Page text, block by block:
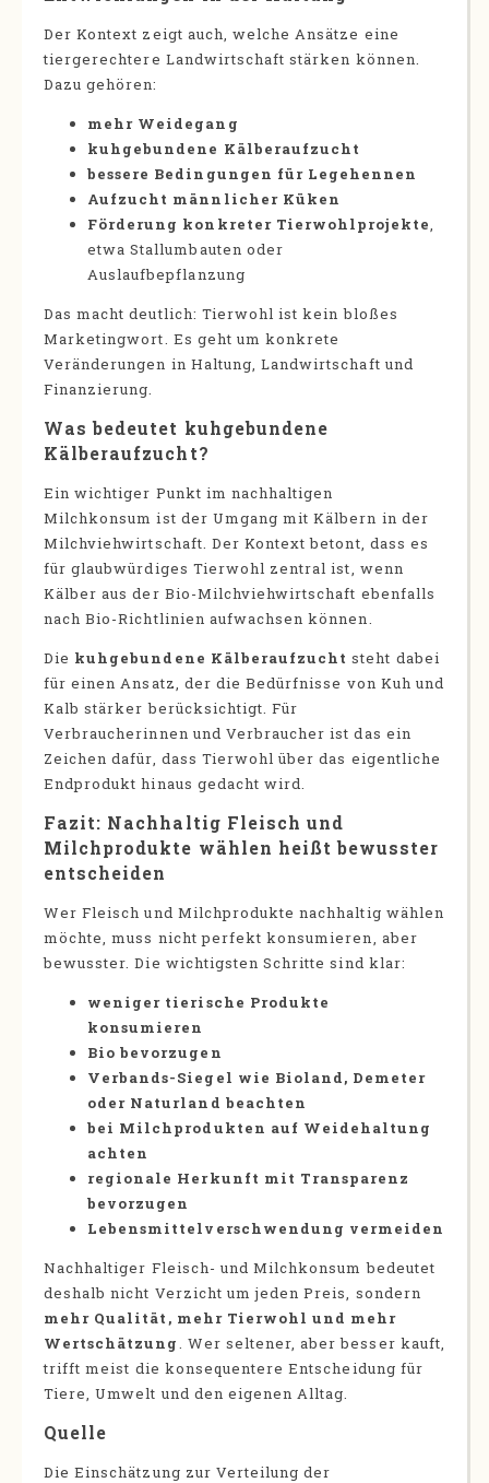
Der Kontext zeigt auch, welche Ansätze eine
tiergerechtere Landwirtschaft stärken können.
Dazu gehören:
mehr Weidegang
kuhgebundene Kälberaufzucht
bessere Bedingungen für Legehennen
Aufzucht männlicher Küken
Förderung konkreter Tierwohlprojekte,
etwa Stallumbauten oder
Auslaufbepflanzung
Das macht deutlich: Tierwohl ist kein bloßes
Marketingwort. Es geht um konkrete
Veränderungen in Haltung, Landwirtschaft und
Finanzierung.
Was bedeutet kuhgebundene
Kälberaufzucht?
Ein wichtiger Punkt im nachhaltigen
Milchkonsum ist der Umgang mit Kälbern in der
Milchviehwirtschaft. Der Kontext betont, dass es
für glaubwürdiges Tierwohl zentral ist, wenn
Kälber aus der Bio-Milchviehwirtschaft ebenfalls
nach Bio-Richtlinien aufwachsen können.
Die kuhgebundene Kälberaufzucht steht dabei
für einen Ansatz, der die Bedürfnisse von Kuh und
Kalb stärker berücksichtigt. Für
Verbraucherinnen und Verbraucher ist das ein
Zeichen dafür, dass Tierwohl über das eigentliche
Endprodukt hinaus gedacht wird.
Fazit: Nachhaltig Fleisch und
Milchprodukte wählen heißt bewusster
entscheiden
Wer Fleisch und Milchprodukte nachhaltig wählen
möchte, muss nicht perfekt konsumieren, aber
bewusster. Die wichtigsten Schritte sind klar:
weniger tierische Produkte
konsumieren
Bio bevorzugen
Verbands-Siegel wie Bioland, Demeter
oder Naturland beachten
bei Milchprodukten auf Weidehaltung
achten
regionale Herkunft mit Transparenz
bevorzugen
Lebensmittelverschwendung vermeiden
Nachhaltiger Fleisch- und Milchkonsum bedeutet
deshalb nicht Verzicht um jeden Preis, sondern
mehr Qualität, mehr Tierwohl und mehr
Wertschätzung. Wer seltener, aber besser kauft,
trifft meist die konsequentere Entscheidung für
Tiere, Umwelt und den eigenen Alltag.
Quelle
Die Einschätzung zur Verteilung der